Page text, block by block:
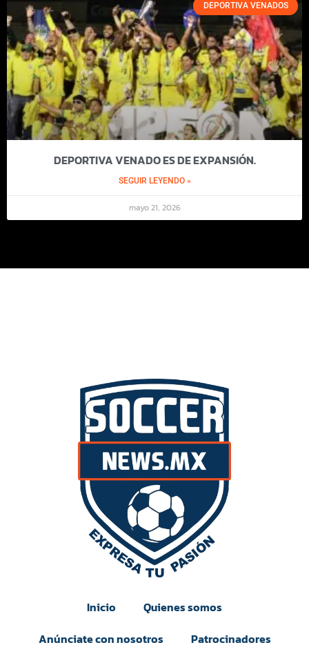
DEPORTIVA VENADOS
DEPORTIVA VENADO ES DE EXPANSIÓN.
SEGUIR LEYENDO »
mayo 21, 2026
Inicio
Quienes somos
Anúnciate con nosotros
Patrocinadores